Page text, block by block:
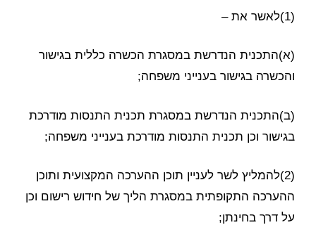
(1)לאשר את –
(א)התכנית הנדרשת במסגרת הכשרה כללית בגישור
והכשרה בגישור בענייני משפחה;
(ב)התכנית הנדרשת במסגרת תכנית התנסות מודרכת
בגישור וכן תכנית התנסות מודרכת בענייני משפחה;
(2)להמליץ לשר לעניין תוכן ההערכה המקצועית ותוכן
ההערכה התקופתית במסגרת הליך של חידוש רישום וכן
על דרך בחינתן;